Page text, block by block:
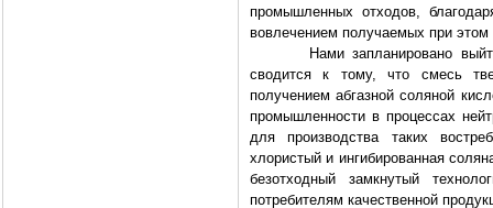
промышленных отходов,
вовлечением получаемых при
Нами запланировано выйти
сводится к тому, что смесь
получением абгазной соляной
промышленности в процессах
для производства таких
хлористый и ингибированная
безотходный замкнутый
потребителям качественной